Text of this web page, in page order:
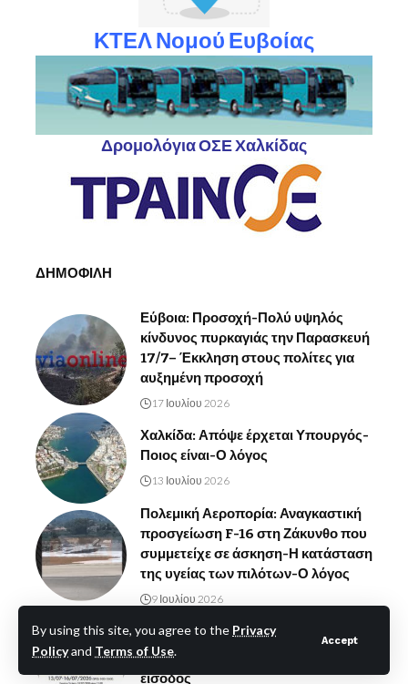
By using this site, you agree to the Privacy
Policyand Terms of Use.
Accept
ΚΤΕΛ Νομού Ευβοίας
Δρομολόγια ΟΣΕ Χαλκίδας
ΔΗΜΟΦΙΛΗ
Εύβοια: Προσοχή-Πολύ υψηλός
κίνδυνος πυρκαγιάς την Παρασκευή
17/7– Έκκληση στους πολίτες για
αυξημένη προσοχή
17 Ιουλίου 2026
Χαλκίδα: Απόψε έρχεται Υπουργός-
Ποιος είναι-Ο λόγος
13 Ιουλίου 2026
Πολεμική Αεροπορία: Αναγκαστική
προσγείωση F-16 στη Ζάκυνθο που
συμμετείχε σε άσκηση-Η κατάσταση
της υγείας των πιλότων-Ο λόγος
9 Ιουλίου 2026
Καταφύγιο» στη Δημοτική
Πινακοθήκη Μυταρά – Ελεύθερη
είσοδος